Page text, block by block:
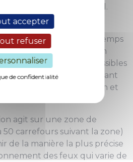
accepter
refuser
de confidentialité
organisée en temps réel.
Gertrude s'adapte et
des principes du temps
centralisée) afin
temps de parcours possibles
et pour METTIS, en tenant
de vitesse, de saturation et
aux carrefours.
agit sur une zone de
50 carrefours suivant la zone)
de la manière la plus précise
des feux qui varie de